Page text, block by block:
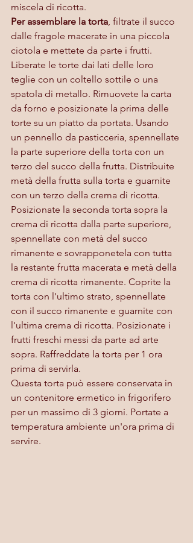
miscela di ricotta.
Per assemblare la torta , filtrate il succo
dalle fragole macerate in una piccola
ciotola e mettete da parte i frutti.
Liberate le torte dai lati delle loro
teglie con un coltello sottile o una
spatola di metallo. Rimuovete la carta
da forno e posizionate la prima delle
torte su un piatto da portata. Usando
un pennello da pasticceria, spennellate
la parte superiore della torta con un
terzo del succo della frutta. Distribuite
metà della frutta sulla torta e guarnite
con un terzo della crema di ricotta.
Posizionate la seconda torta sopra la
crema di ricotta dalla parte superiore,
spennellate con metà del succo
rimanente e sovrapponetela con tutta
la restante frutta macerata e metà della
crema di ricotta rimanente. Coprite la
torta con l'ultimo strato, spennellate
con il succo rimanente e guarnite con
l'ultima crema di ricotta. Posizionate i
frutti freschi messi da parte ad arte
sopra. Raffreddate la torta per 1 ora
prima di servirla.
Questa torta può essere conservata in
un contenitore ermetico in frigorifero
per un massimo di 3 giorni. Portate a
temperatura ambiente un'ora prima di
servire.